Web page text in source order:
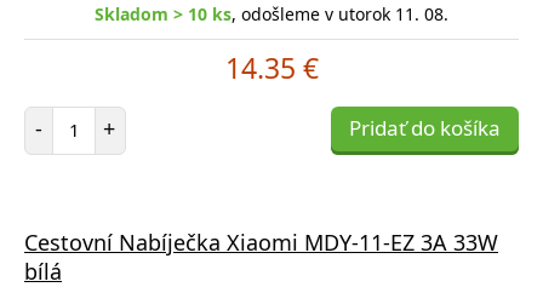
Skladom > 10 ks, odošleme v utorok 11. 08.
14.35 €
- Počet položiek
+ Pridať do košíka
Cestovní Nabíječka Xiaomi MDY-11-EZ 3A 33W
bílá